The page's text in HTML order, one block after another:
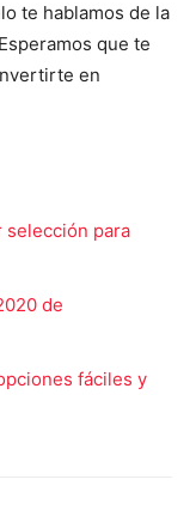
te hablamos de la
que te
en
selección para
de
fáciles y